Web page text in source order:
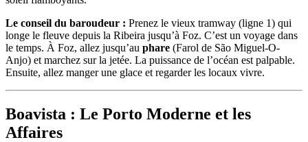
Le conseil du baroudeur : Prenez le vieux tramway (ligne 1) qui
longe le fleuve depuis la Ribeira jusqu’à Foz. C’est un voyage dans
le temps. À Foz, allez jusqu’au phare (Farol de São Miguel-O-
Anjo) et marchez sur la jetée. La puissance de l’océan est palpable.
Ensuite, allez manger une glace et regarder les locaux vivre.
Boavista : Le Porto Moderne et les
Affaires